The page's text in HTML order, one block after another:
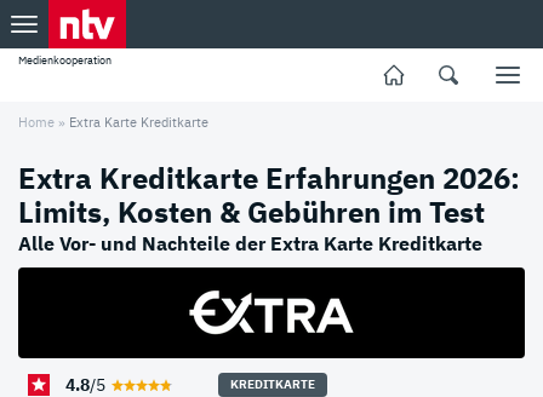
Medienkooperation
Home » Extra Karte Kreditkarte
Extra Kreditkarte Erfahrungen 2026:
Limits, Kosten & Gebühren im Test
Alle Vor- und Nachteile der Extra Karte Kreditkarte
KREDITKARTE
4.8/5